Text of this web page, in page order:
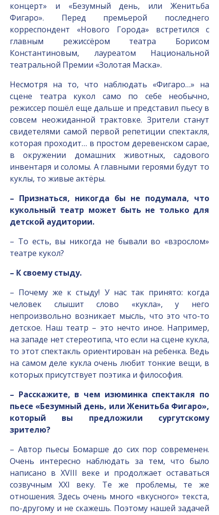
концерт» и «Безумный день, или Женитьба
Фигаро». Перед премьерой последнего
корреспондент «Нового Города» встретился с
главным режиссёром театра Борисом
Константиновым, лауреатом Национальной
театральной Премии «Золотая Маска».
Несмотря на то, что наблюдать «Фигаро…» на
сцене театра кукол само по себе необычно,
режиссер пошёл еще дальше и представил пьесу в
совсем неожиданной трактовке. Зрители станут
свидетелями самой первой репетиции спектакля,
которая проходит… в простом деревенском сарае,
в окружении домашних животных, садового
инвентаря и соломы. А главными героями будут то
куклы, то живые актёры.
– Признаться, никогда бы не подумала, что
кукольный театр может быть не только для
детской аудитории.
– То есть, вы никогда не бывали во «взрослом»
театре кукол?
– К своему стыду.
– Почему же к стыду! У нас так принято: когда
человек слышит слово «кукла», у него
непроизвольно возникает мысль, что это что-то
детское. Наш театр – это нечто иное. Например,
на западе нет стереотипа, что если на сцене кукла,
то этот спектакль ориентирован на ребенка. Ведь
на самом деле кукла очень любит тонкие вещи, в
которых присутствует поэтика и философия.
– Расскажите, в чем изюминка спектакля по
пьесе «Безумный день, или Женитьба Фигаро»,
который вы предложили сургутскому
зрителю?
– Автор пьесы Бомарше до сих пор современен.
Очень интересно наблюдать за тем, что было
написано в XVIII веке и продолжает оставаться
созвучным XXI веку. Те же проблемы, те же
отношения. Здесь очень много «вкусного» текста,
по-другому и не скажешь. Поэтому нашей задачей